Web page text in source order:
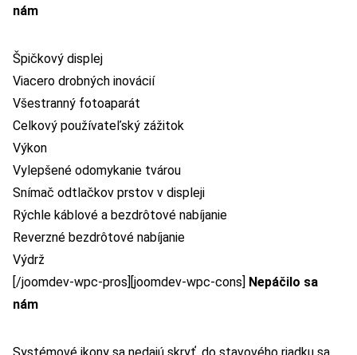
nám
Špičkový displej
Viacero drobných inovácií
Všestranný fotoaparát
Celkový používateľský zážitok
Výkon
Vylepšené odomykanie tvárou
Snímač odtlačkov prstov v displeji
Rýchle káblové a bezdrôtové nabíjanie
Reverzné bezdrôtové nabíjanie
Výdrž
[/joomdev-wpc-pros][joomdev-wpc-cons] Nepáčilo sa
nám
Systémové ikony sa nedajú skryť, do stavového riadku sa